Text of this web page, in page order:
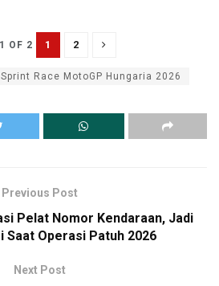
OF 2 1 2
Sprint Race MotoGP Hungaria 2026
Previous Post
Pelat Nomor Kendaraan, Jadi
Saat Operasi Patuh 2026
Next Post